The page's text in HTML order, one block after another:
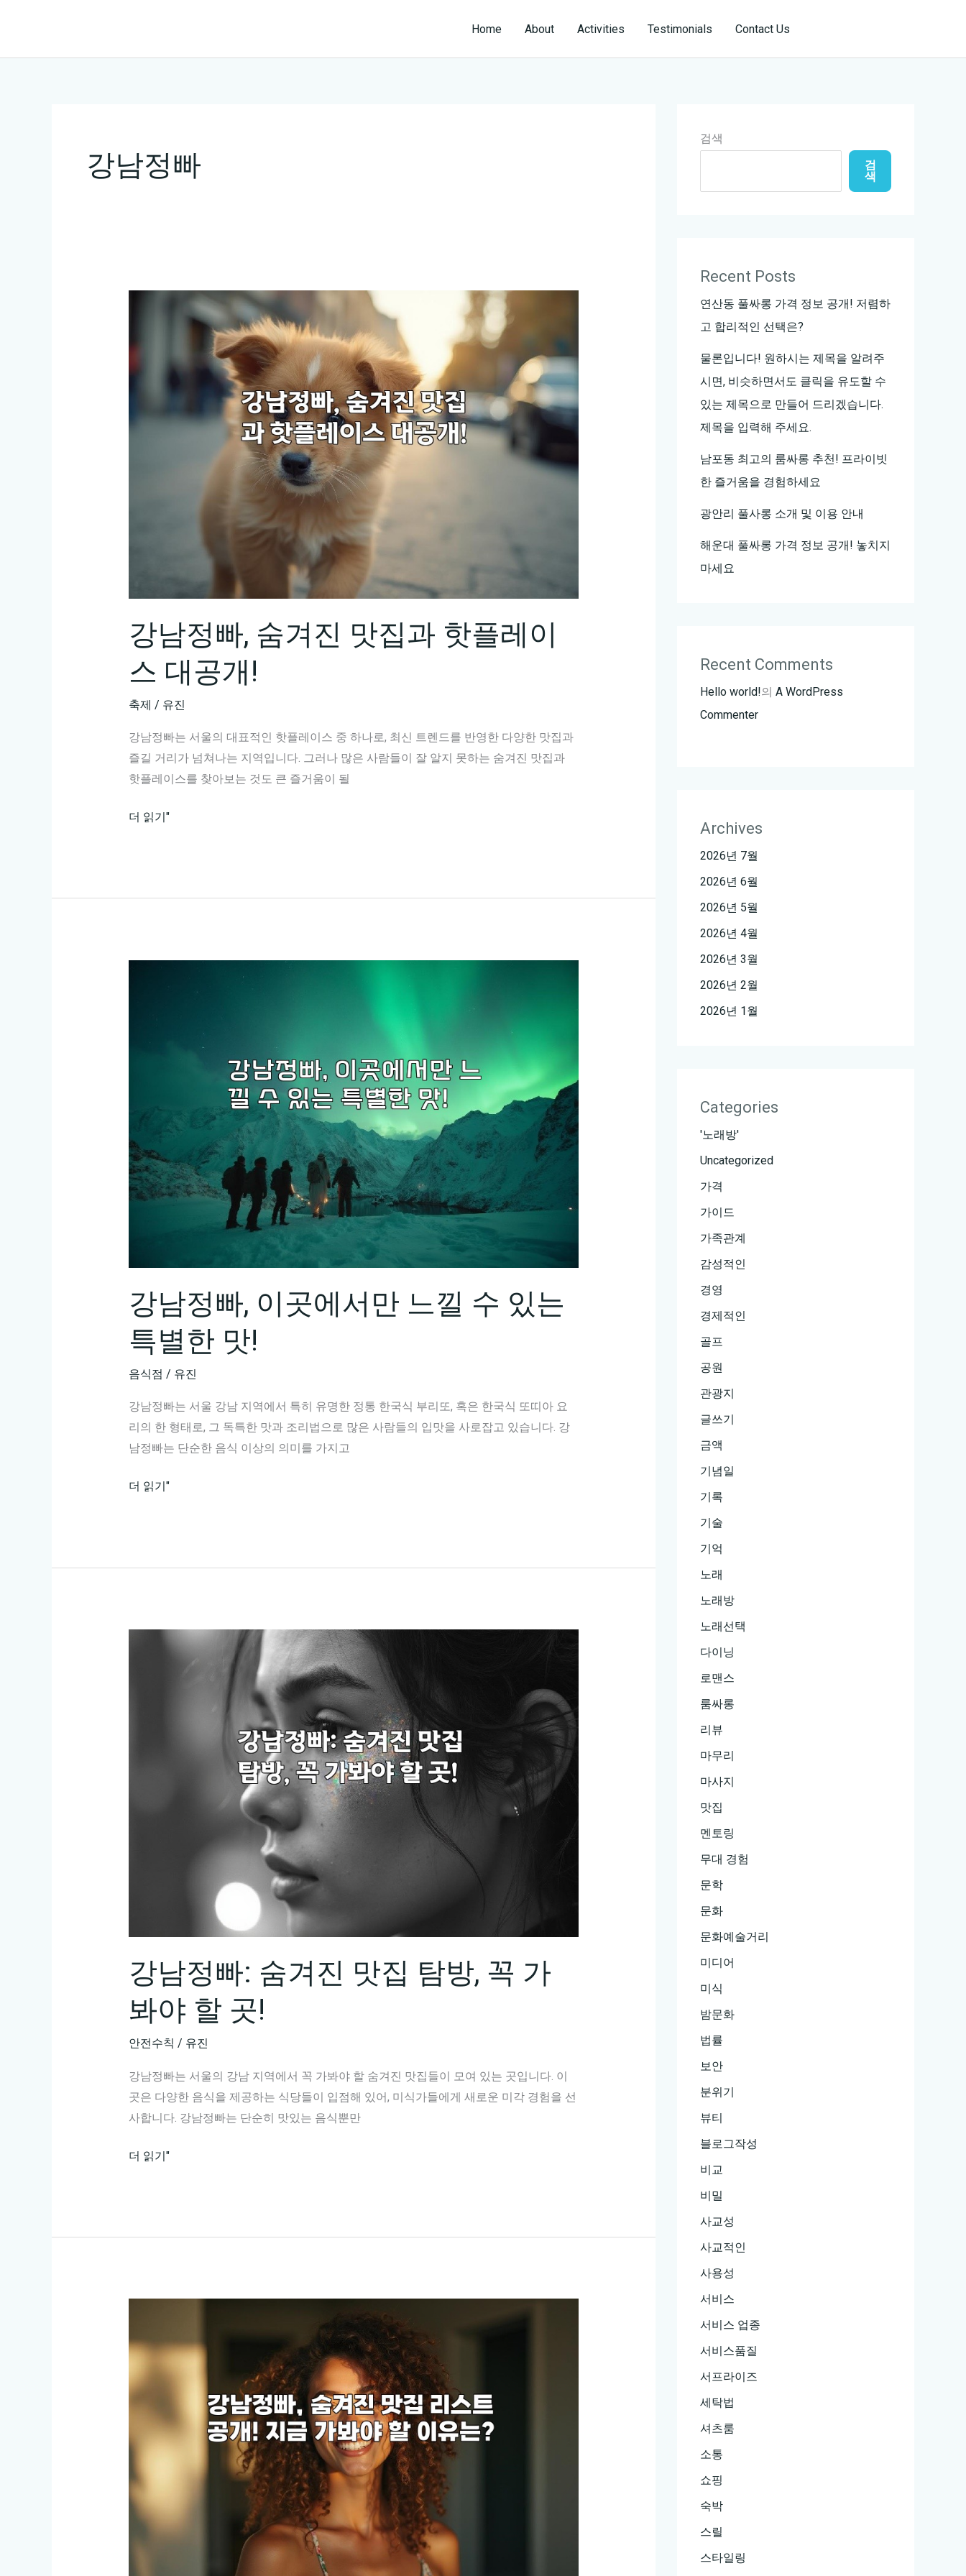
Home About Activities Testimonials Contact Us
강남정빠
강남정빠, 숨겨진 맛집과 핫플레이
스 대공개!
축제 / 유진
강남정빠는 서울의 대표적인 핫플레이스 중 하나로, 최신 트렌드를 반영한 다양한 맛집과
즐길 거리가 넘쳐나는 지역입니다. 그러나 많은 사람들이 잘 알지 못하는 숨겨진 맛집과
핫플레이스를 찾아보는 것도 큰 즐거움이 될
강
숨
맛
공
개!
더 읽기"
강남정빠, 이곳에서만 느낄 수 있는
특별한 맛!
음식점 / 유진
강남정빠는 서울 강남 지역에서 특히 유명한 정통 한국식 부리또, 혹은 한국식 또띠아 요
리의 한 형태로, 그 독특한 맛과 조리법으로 많은 사람들의 입맛을 사로잡고 있습니다. 강
남정빠는 단순한 음식 이상의 의미를 가지고
강
이
서
더 읽기"
강남정빠: 숨겨진 맛집 탐방, 꼭 가
봐야 할 곳!
안전수칙 / 유진
강남정빠는 서울의 강남 지역에서 꼭 가봐야 할 숨겨진 맛집들이 모여 있는 곳입니다. 이
곳은 다양한 음식을 제공하는 식당들이 입점해 있어, 미식가들에게 새로운 미각 경험을 선
사합니다. 강남정빠는 단순히 맛있는 음식뿐만
강
숨
맛
탐
꼭
가
야
곳!
더 읽기"
검색
검
색
Recent Posts
연산동 풀싸롱 가격 정보 공개! 저렴하
고 합리적인 선택은?
물론입니다! 원하시는 제목을 알려주
시면, 비슷하면서도 클릭을 유도할 수
있는 제목으로 만들어 드리겠습니다.
제목을 입력해 주세요.
남포동 최고의 룸싸롱 추천! 프라이빗
한 즐거움을 경험하세요
광안리 풀사롱 소개 및 이용 안내
해운대 풀싸롱 가격 정보 공개! 놓치지
마세요
Recent Comments
Hello world!의 A WordPress
Commenter
Archives
2026년 7월
2026년 6월
2026년 5월
2026년 4월
2026년 3월
2026년 2월
2026년 1월
Categories
'노래방'
Uncategorized
가격
가이드
가족관계
감성적인
경영
경제적인
골프
공원
관광지
글쓰기
금액
기념일
기록
기술
기억
노래
노래방
노래선택
다이닝
로맨스
룸싸롱
리뷰
마무리
마사지
맛집
멘토링
무대 경험
문학
문화
문화예술거리
미디어
미식
밤문화
법률
보안
분위기
뷰티
블로그작성
비교
비밀
사교성
사교적인
사용성
서비스
서비스 업종
서비스품질
서프라이즈
세탁법
셔츠룸
소통
쇼핑
숙박
스릴
스타일링